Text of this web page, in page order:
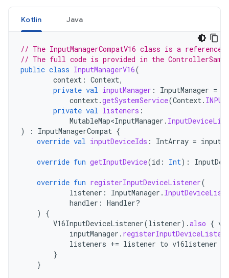
Kotlin Java
// The InputManagerCompatV16 class is a reference
// The full code is provided in the
public class InputManagerV16(
context : Context,
private val inputManager : InputManager =
context.getSystemService(Context.
private val listeners :
MutableMap<InputManager .
)
: InputManagerCompat {
override val inputDeviceIds : IntArray =
override fun getInputDevice(id : Int):
override fun registerInputDeviceListener(
listener : InputManager .
handler : Handler?
)
{
V16InputDeviceListener(listener).also {
inputManager .
listeners += listener to v16listener
}
}